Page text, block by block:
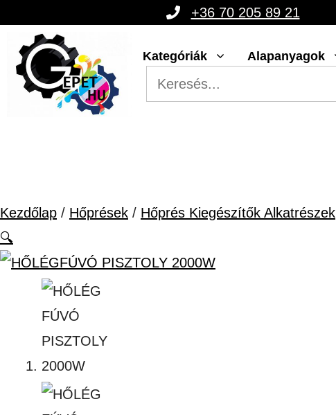
tartalomba
+36 70 205 89 21
Kategóriák Alapanyagok
Kezdőlap / Hőprések / Hőprés Kiegészítők Alkatrészek
🔍